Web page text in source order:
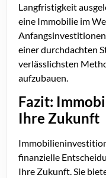
Langfristigkeit
eine Immobilie im
einer durchdachten
verlässlichsten
aufzubauen.
Fazit:
Ihre Zukunft
finanzielle
Ihre Zukunft. Sie